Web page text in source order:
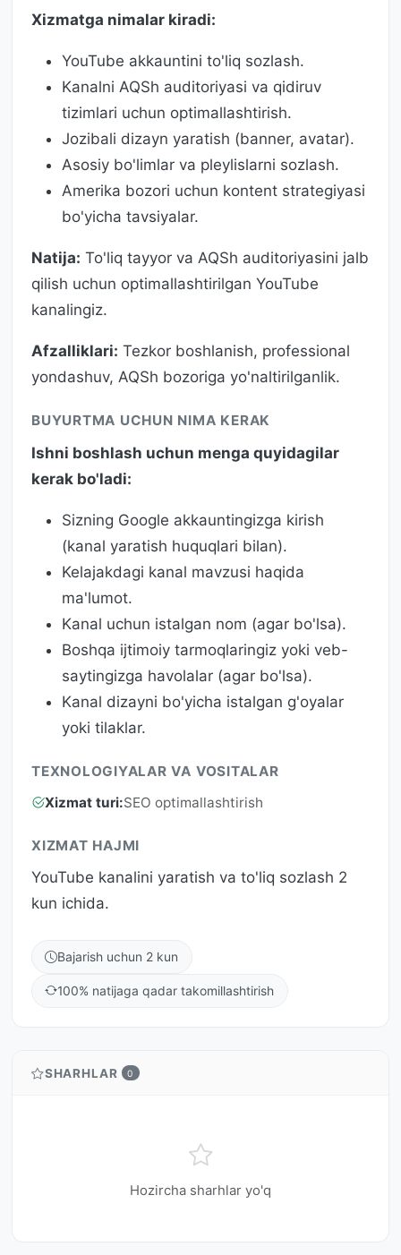
Xizmatga nimalar kiradi:
YouTube akkauntini to'liq sozlash.
Kanalni AQSh auditoriyasi va qidiruv
tizimlari uchun optimallashtirish.
Jozibali dizayn yaratish (banner, avatar).
Asosiy bo'limlar va pleylislarni sozlash.
Amerika bozori uchun kontent strategiyasi
bo'yicha tavsiyalar.
Natija: To'liq tayyor va AQSh auditoriyasini jalb
qilish uchun optimallashtirilgan YouTube
kanalingiz.
Afzalliklari: Tezkor boshlanish, professional
yondashuv, AQSh bozoriga yo'naltirilganlik.
BUYURTMA UCHUN NIMA KERAK
Ishni boshlash uchun menga quyidagilar
kerak bo'ladi:
Sizning Google akkauntingizga kirish
(kanal yaratish huquqlari bilan).
Kelajakdagi kanal mavzusi haqida
ma'lumot.
Kanal uchun istalgan nom (agar bo'lsa).
Boshqa ijtimoiy tarmoqlaringiz yoki veb-
saytingizga havolalar (agar bo'lsa).
Kanal dizayni bo'yicha istalgan g'oyalar
yoki tilaklar.
TEXNOLOGIYALAR VA VOSITALAR
Xizmat turi:SEO optimallashtirish
XIZMAT HAJMI
YouTube kanalini yaratish va to'liq sozlash 2
kun ichida.
Bajarish uchun 2 kun
100% natijaga qadar takomillashtirish
SHARHLAR 0
Hozircha sharhlar yo'q